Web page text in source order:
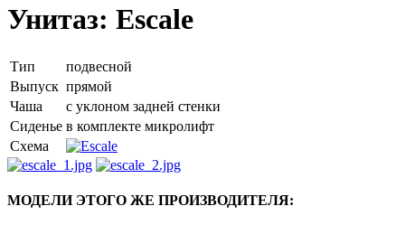
Унитаз: Escale
Тип
подвесной
Выпуск прямой
Чаша
с уклоном задней стенки
Сиденье в комплекте микролифт
Схема
МОДЕЛИ ЭТОГО ЖЕ ПРОИЗВОДИТЕЛЯ: